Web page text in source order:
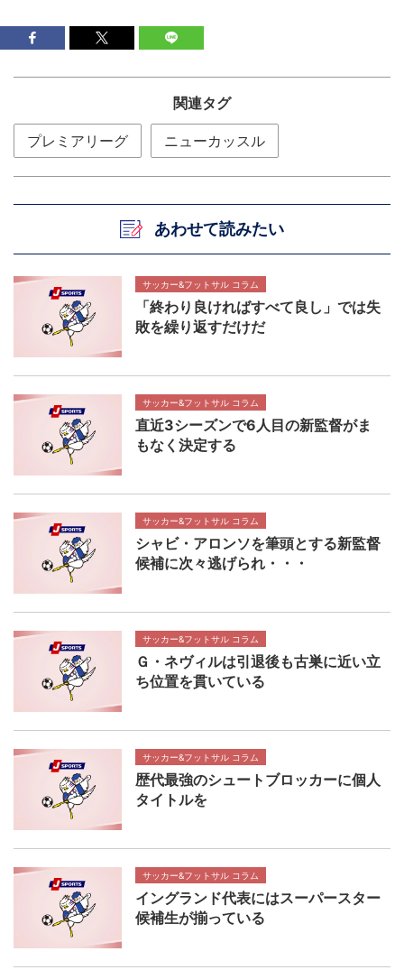
関連タグ
プレミアリーグ ニューカッスル
あわせて読みたい
サッカー&フットサル コラム
「終わり良ければすべて良し」では失
敗を繰り返すだけだ
サッカー&フットサル コラム
直近3シーズンで6人目の新監督がま
もなく決定する
サッカー&フットサル コラム
シャビ・アロンソを筆頭とする新監督
候補に次々逃げられ・・・
サッカー&フットサル コラム
Ｇ・ネヴィルは引退後も古巣に近い立
ち位置を貫いている
サッカー&フットサル コラム
歴代最強のシュートブロッカーに個人
タイトルを
サッカー&フットサル コラム
イングランド代表にはスーパースター
候補生が揃っている